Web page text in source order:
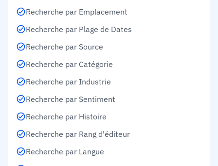
Recherche par Emplacement
Recherche par Plage de Dates
Recherche par Source
Recherche par Catégorie
Recherche par Industrie
Recherche par Sentiment
Recherche par Histoire
Recherche par Rang d'éditeur
Recherche par Langue